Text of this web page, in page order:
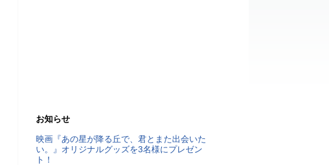
お知らせ
映画『あの星が降る丘で、君とまた出会いた
い。』オリジナルグッズを3名様にプレゼン
ト！